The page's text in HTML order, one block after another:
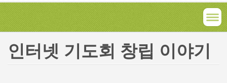
인터넷 기도회 창립 이야기